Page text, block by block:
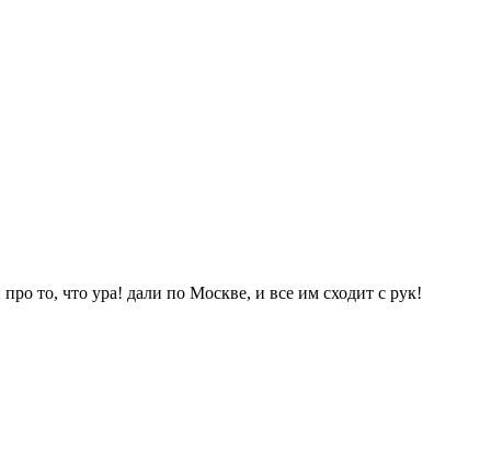
то, что ура! дали по Москве, и все им сходит с рук!